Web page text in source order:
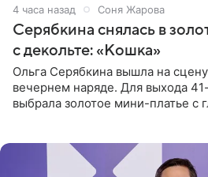
4 часа назад Соня Жарова
Серябкина снялась в
с декольте: «Кошка»
Ольга Серябкина вышла на
вечернем наряде. Для выхода
выбрала золотое мини-платье с